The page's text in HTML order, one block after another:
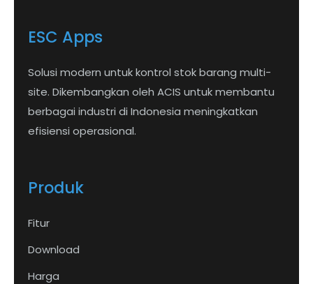
ESC Apps
Solusi modern untuk kontrol stok barang multi-
site. Dikembangkan oleh ACIS untuk membantu
berbagai industri di Indonesia meningkatkan
efisiensi operasional.
Produk
Fitur
Download
Harga